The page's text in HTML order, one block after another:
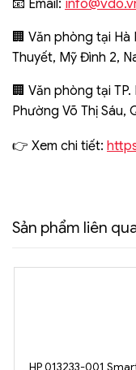
📧 Email:
🏢 Văn phòng tại
Thuyết, Mỹ Đình 2,
🏢 Văn phòng tại
Phường Võ Thị Sáu,
👉 Xem chi tiết:
Sản phẩm liên
HP 013233-001